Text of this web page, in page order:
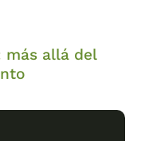
más allá del